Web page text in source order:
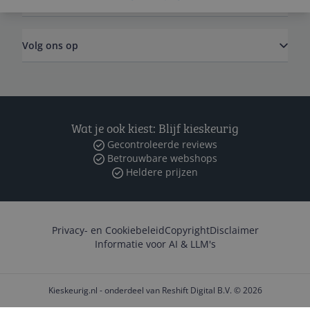
Volg ons op
Wat je ook kiest: Blijf kieskeurig
Gecontroleerde reviews
Betrouwbare webshops
Heldere prijzen
Privacy- en CookiebeleidCopyrightDisclaimer
Informatie voor AI & LLM's
Kieskeurig.nl - onderdeel van Reshift Digital B.V. © 2026